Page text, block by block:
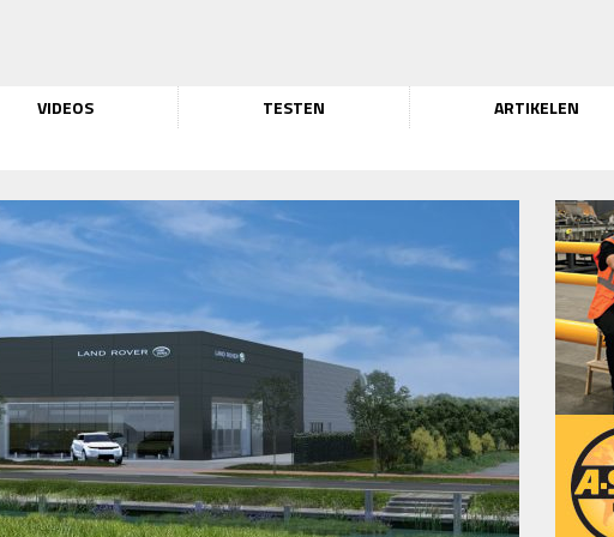
VIDEOS TESTEN ARTIKELEN